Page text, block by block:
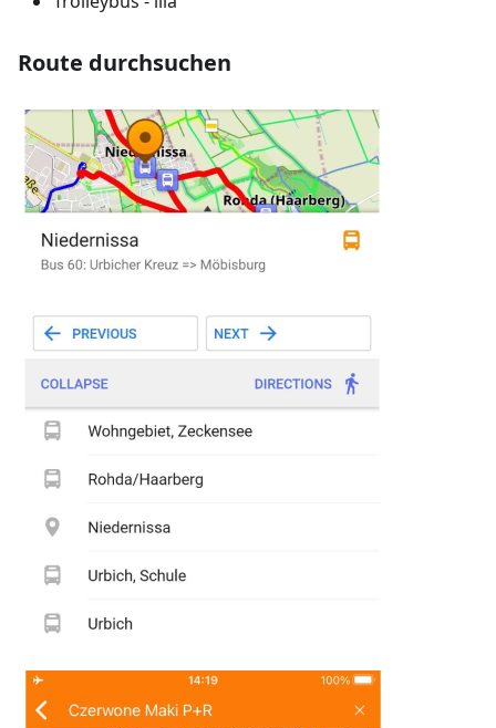
Route durchsuchen